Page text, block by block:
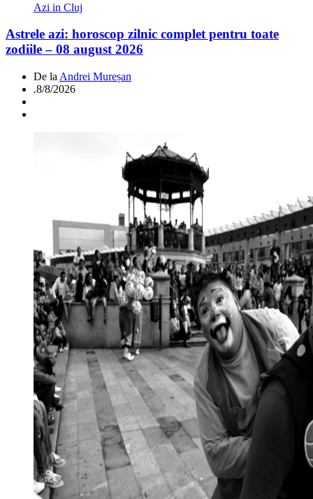
Azi in Cluj
Astrele azi: horoscop zilnic complet pentru toate
zodiile – 08 august 2026
De la Andrei Mureșan
.8/8/2026